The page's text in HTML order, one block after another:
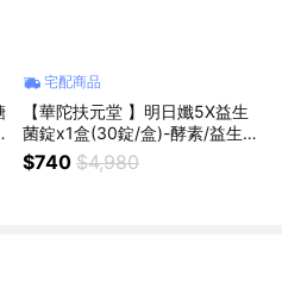
宅配商品
【華陀扶元堂 】明日孅5X益生
菌錠x1盒(30錠/盒)-酵素/益生
菌/順暢
$740 $4,980